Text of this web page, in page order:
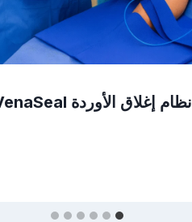
نظام إغلاق الأوردة VenaSeal™